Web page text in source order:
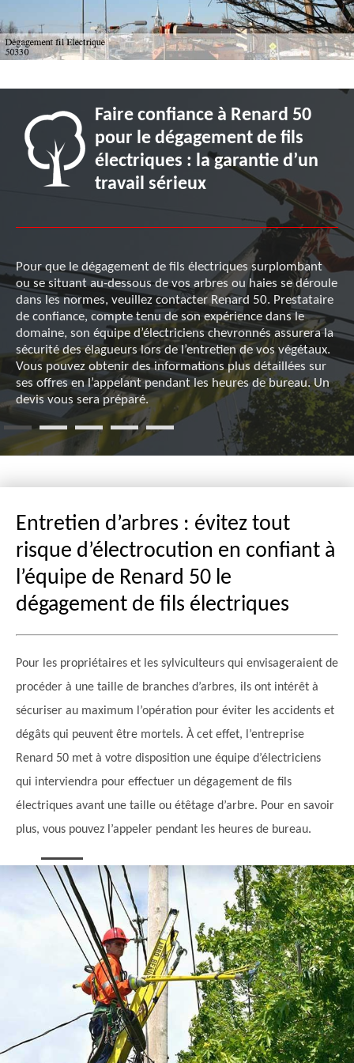
Faire confiance à Renard 50
pour le dégagement de fils
électriques : la garantie d’un
travail sérieux
Pour que le dégagement de fils électriques surplombant
ou se situant au-dessous de vos arbres ou haies se déroule
dans les normes, veuillez contacter Renard 50. Prestataire
de confiance, compte tenu de son expérience dans le
domaine, son équipe d’électriciens chevronnés assurera la
sécurité des élagueurs lors de l’entretien de vos végétaux.
Vous pouvez obtenir des informations plus détaillées sur
ses offres en l’appelant pendant les heures de bureau. Un
devis vous sera préparé.
Entretien d’arbres : évitez tout
risque d’électrocution en confiant à
l’équipe de Renard 50 le
dégagement de fils électriques
Pour les propriétaires et les sylviculteurs qui envisageraient de
procéder à une taille de branches d’arbres, ils ont intérêt à
sécuriser au maximum l’opération pour éviter les accidents et
dégâts qui peuvent être mortels. À cet effet, l’entreprise
Renard 50 met à votre disposition une équipe d’électriciens
qui interviendra pour effectuer un dégagement de fils
électriques avant une taille ou étêtage d’arbre. Pour en savoir
plus, vous pouvez l’appeler pendant les heures de bureau.